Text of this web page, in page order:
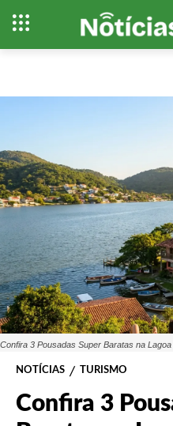
Confira 3 Pousadas Super Baratas na
NOTÍCIAS TURISMO
Confira 3